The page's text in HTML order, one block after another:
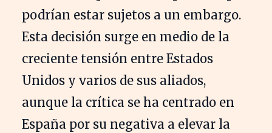
podrían estar sujetos a un embargo.
Esta decisión surge en medio de la
creciente tensión entre Estados
Unidos y varios de sus aliados,
aunque la crítica se ha centrado en
España por su negativa a elevar la